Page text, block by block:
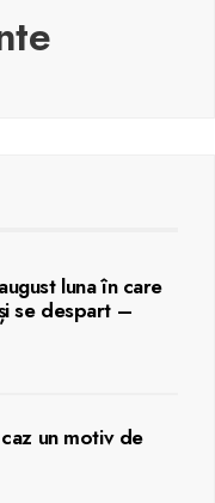
luna în care
se despart –
un motiv de